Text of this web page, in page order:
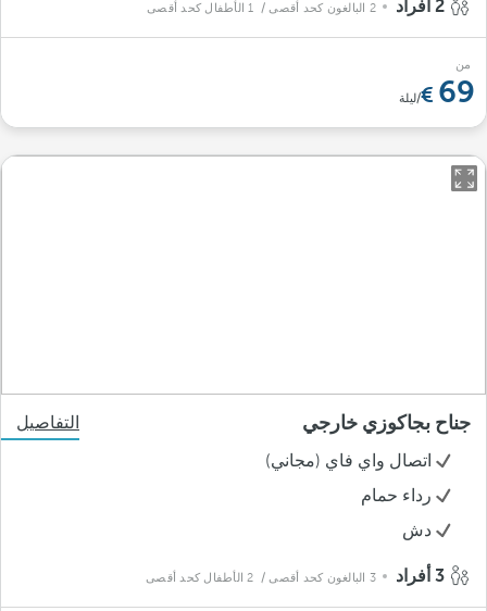
2 البالغون كحد أقصى / 1 الأطفال كحد أقصى
من
69 /ليلة
جناح بجاكوزي خارجي
التفاصيل
اتصال واي فاي (مجاني)
رداء حمام
دش
3 البالغون كحد أقصى / 2 الأطفال كحد أقصى